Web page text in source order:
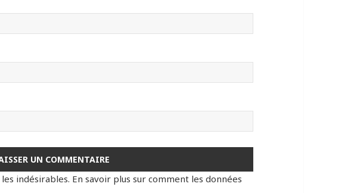
indésirables. En savoir plus sur comment les données